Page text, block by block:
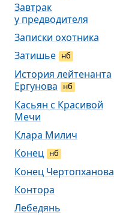
Завтрак
у предводителя
Записки охотника
Затишье нб
История лейтенанта
Ергунова
нб
Касьян с Красивой
Мечи
Клара Милич
Конец нб
Конец Чертопханова
Контора
Лебедянь